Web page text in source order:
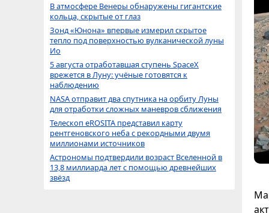
В атмосфере Венеры обнаружены гигантские
кольца, скрытые от глаз
Зонд «Юнона» впервые измерил скрытое
тепло под поверхностью вулканической луны
Ио
5 августа отработавшая ступень SpaceX
врежется в Луну: учёные готовятся к
наблюдению
NASA отправит два спутника на орбиту Луны
для отработки сложных маневров сближения
Телескоп eROSITA представил карту
рентгеновского неба с рекордными двумя
миллионами источников
Астрономы подтвердили возраст Вселенной в
13,8 миллиарда лет с помощью древнейших
звёзд